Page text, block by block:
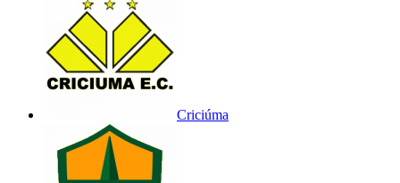
Criciúma